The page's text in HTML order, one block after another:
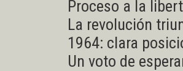
Proceso a la
La revolución
1964: clara
Un voto de